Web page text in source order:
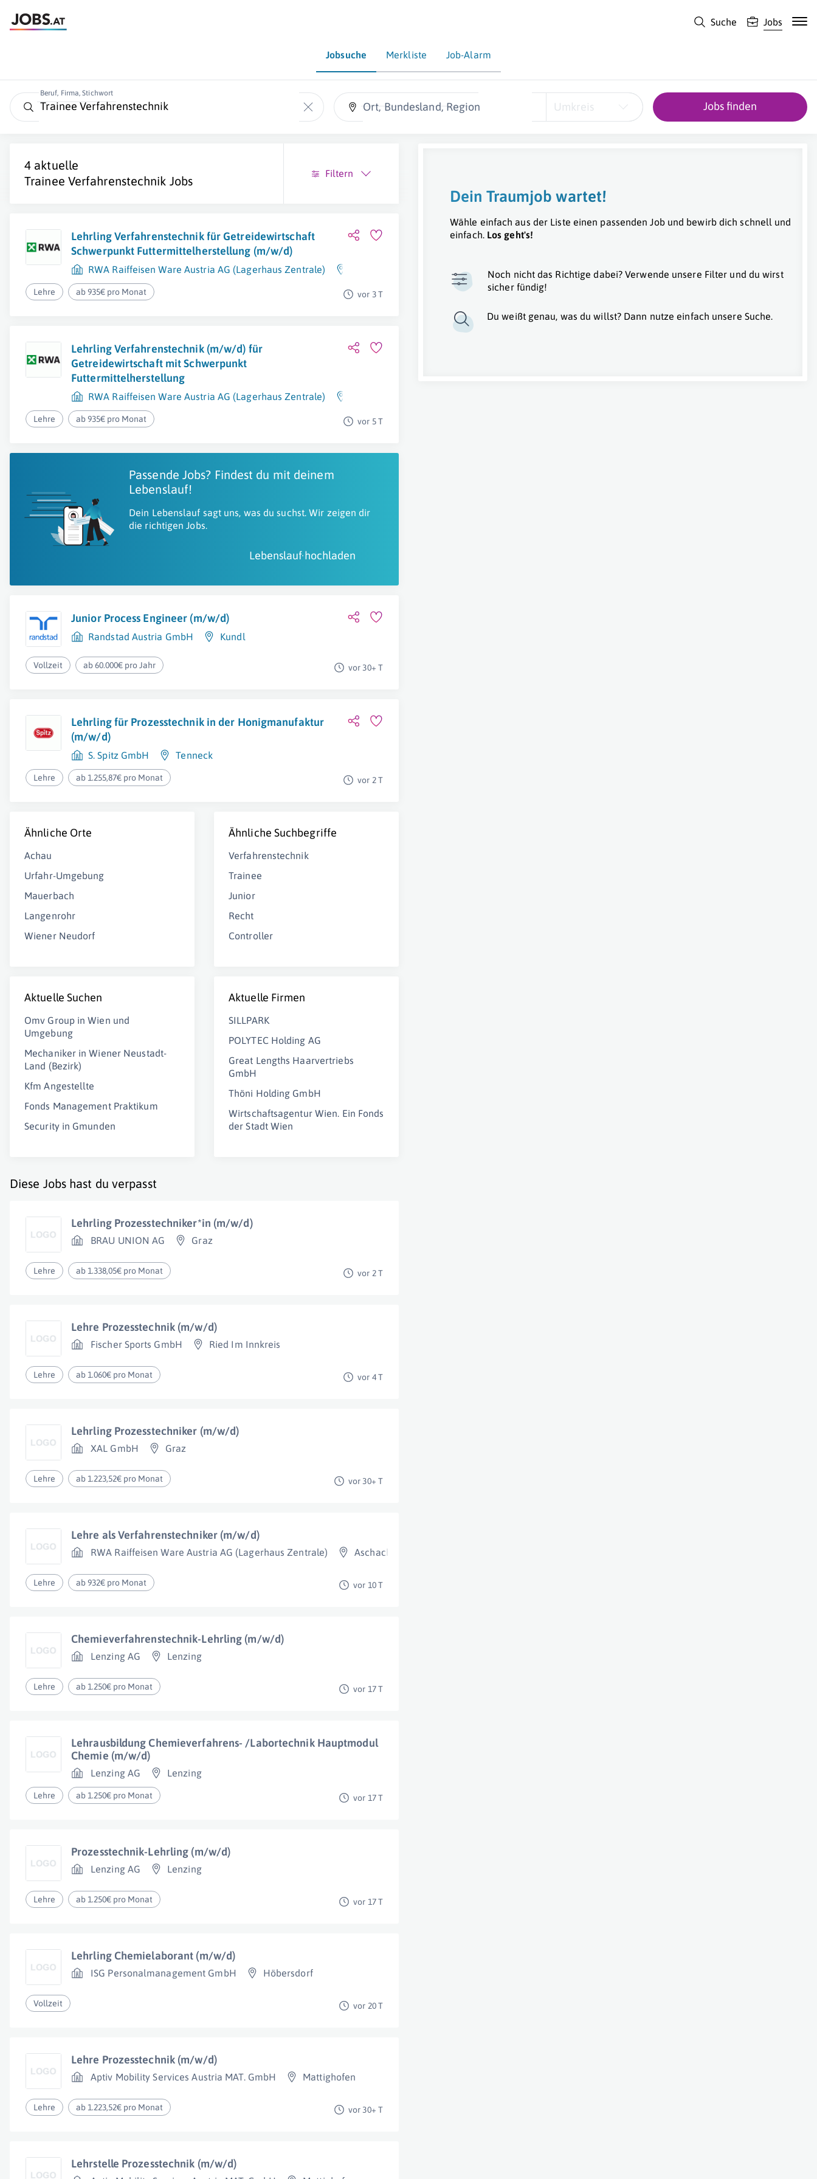
Suche Jobs
Jobsuche Merkliste Job-Alarm
Beruf, Firma, Stichwort
Ort, Bundesland, Region Umkreis Jobs finden
4 aktuelle
Trainee Verfahrenstechnik Jobs
Filtern
Lehrling Verfahrenstechnik für Getreidewirtschaft
Schwerpunkt Futtermittelherstellung (m/w/d)
RWA Raiffeisen Ware Austria AG (Lagerhaus Zentrale)
Lehre ab 935€ pro Monat vor 3 T
Lehrling Verfahrenstechnik (m/w/d) für
Getreidewirtschaft mit Schwerpunkt
Futtermittelherstellung
RWA Raiffeisen Ware Austria AG (Lagerhaus Zentrale)
Lehre ab 935€ pro Monat vor 5 T
Passende Jobs? Findest du mit deinem
Lebenslauf!
Dein Lebenslauf sagt uns, was du suchst. Wir zeigen dir
die richtigen Jobs.
Lebenslauf hochladen
Junior Process Engineer (m/w/d)
Randstad Austria GmbH Kundl
Vollzeit ab 60.000€ pro Jahr vor 30+ T
Lehrling für Prozesstechnik in der Honigmanufaktur
(m/w/d)
S. Spitz GmbH Tenneck
Lehre ab 1.255,87€ pro Monat vor 2 T
Ähnliche Orte
Achau
Urfahr-Umgebung
Mauerbach
Langenrohr
Wiener Neudorf
Ähnliche Suchbegriffe
Verfahrenstechnik
Trainee
Junior
Recht
Controller
Aktuelle Suchen
Omv Group in Wien und
Umgebung
Mechaniker in Wiener Neustadt-
Land (Bezirk)
Kfm Angestellte
Fonds Management Praktikum
Security in Gmunden
Aktuelle Firmen
SILLPARK
POLYTEC Holding AG
Great Lengths Haarvertriebs
GmbH
Thöni Holding GmbH
Wirtschaftsagentur Wien. Ein Fonds
der Stadt Wien
Diese Jobs hast du verpasst
Lehrling Prozesstechniker*in (m/w/d)
BRAU UNION AG Graz
Lehre ab 1.338,05€ pro Monat vor 2 T
Lehre Prozesstechnik (m/w/d)
Fischer Sports GmbH Ried Im Innkreis
Lehre ab 1.060€ pro Monat vor 4 T
Lehrling Prozesstechniker (m/w/d)
XAL GmbH Graz
Lehre ab 1.223,52€ pro Monat vor 30+ T
Lehre als Verfahrenstechniker (m/w/d)
RWA Raiffeisen Ware Austria AG (Lagerhaus Zentrale) Aschach
Lehre ab 932€ pro Monat vor 10 T
Chemieverfahrenstechnik-Lehrling (m/w/d)
Lenzing AG Lenzing
Lehre ab 1.250€ pro Monat vor 17 T
Lehrausbildung Chemieverfahrens- /Labortechnik Hauptmodul
Chemie (m/w/d)
Lenzing AG Lenzing
Lehre ab 1.250€ pro Monat vor 17 T
Prozesstechnik-Lehrling (m/w/d)
Lenzing AG Lenzing
Lehre ab 1.250€ pro Monat vor 17 T
Lehrling Chemielaborant (m/w/d)
ISG Personalmanagement GmbH Höbersdorf
Vollzeit vor 20 T
Lehre Prozesstechnik (m/w/d)
Aptiv Mobility Services Austria MAT. GmbH Mattighofen
Lehre ab 1.223,52€ pro Monat vor 30+ T
Lehrstelle Prozesstechnik (m/w/d)
Dein Traumjob wartet!
Wähle einfach aus der Liste einen passenden Job und bewirb dich schnell und
einfach. Los geht's!
Noch nicht das Richtige dabei? Verwende unsere Filter und du wirst
sicher fündig!
Du weißt genau, was du willst? Dann nutze einfach unsere Suche.